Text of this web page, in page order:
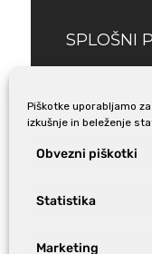
Piškotke uporabljamo
izkušnje in beleženje
Obvezni piškotki
Statistika
Marketing
SPLOŠNI